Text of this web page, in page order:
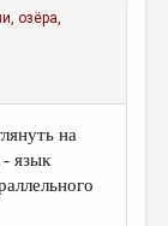
озёра,
на
язык